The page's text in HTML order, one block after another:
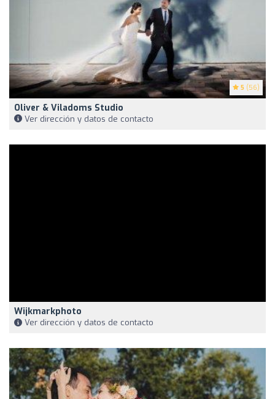
5 (56)
Oliver & Viladoms Studio
Ver dirección y datos de contacto
Wijkmarkphoto
Ver dirección y datos de contacto